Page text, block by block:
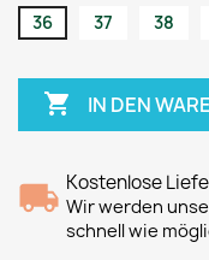
36 37 38
 IN DEN
Kostenlose
Wir werden
schnell wie